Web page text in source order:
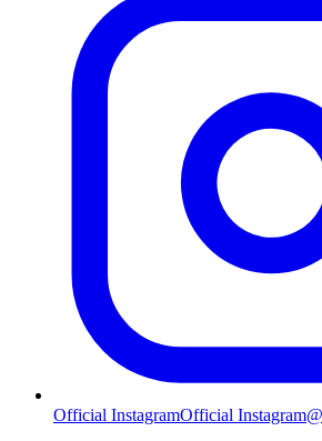
Official InstagramOfficial Instagram